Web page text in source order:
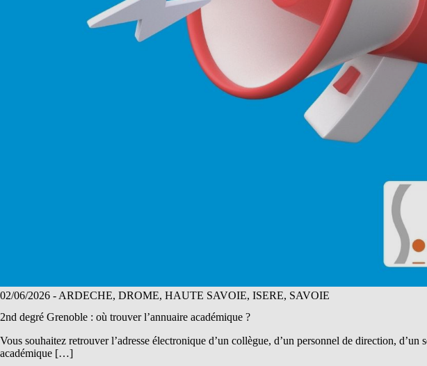
02/06/2026 - ARDECHE, DROME, HAUTE SAVOIE, ISERE, SAVOIE
2nd degré Grenoble : où trouver l’annuaire académique ?
Vous souhaitez retrouver l’adresse électronique d’un collègue, d’un personnel de direction,
académique […]